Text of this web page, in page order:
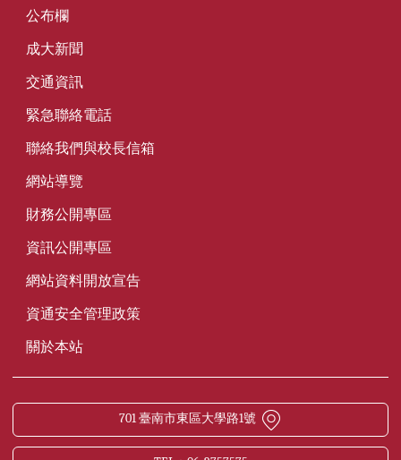
公布欄
成大新聞
交通資訊
緊急聯絡電話
聯絡我們與校長信箱
網站導覽
財務公開專區
資訊公開專區
網站資料開放宣告
資通安全管理政策
關於本站
701 臺南市東區大學路1號